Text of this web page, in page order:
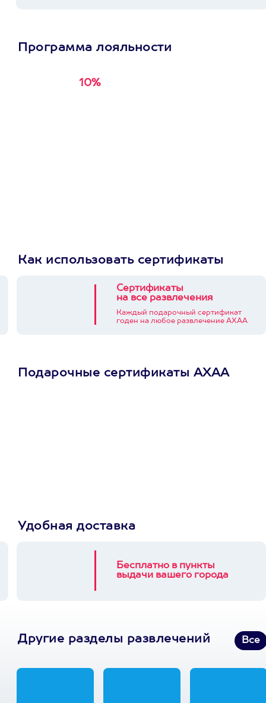
Программа лояльности
10%
Как использовать сертификаты
Сертификаты
на все развлечения
Каждый подарочный сертификат
годен на любое развлечение АХАА
Подарочные сертификаты АХАА
Удобная доставка
Бесплатно в пункты
выдачи вашего города
Другие разделы развлечений Все